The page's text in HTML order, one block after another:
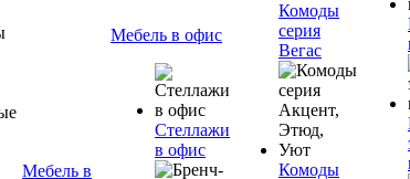
Мебель в
Мебель в офис
Стеллажи
в офис
Комоды
серия
Вегас
Комоды